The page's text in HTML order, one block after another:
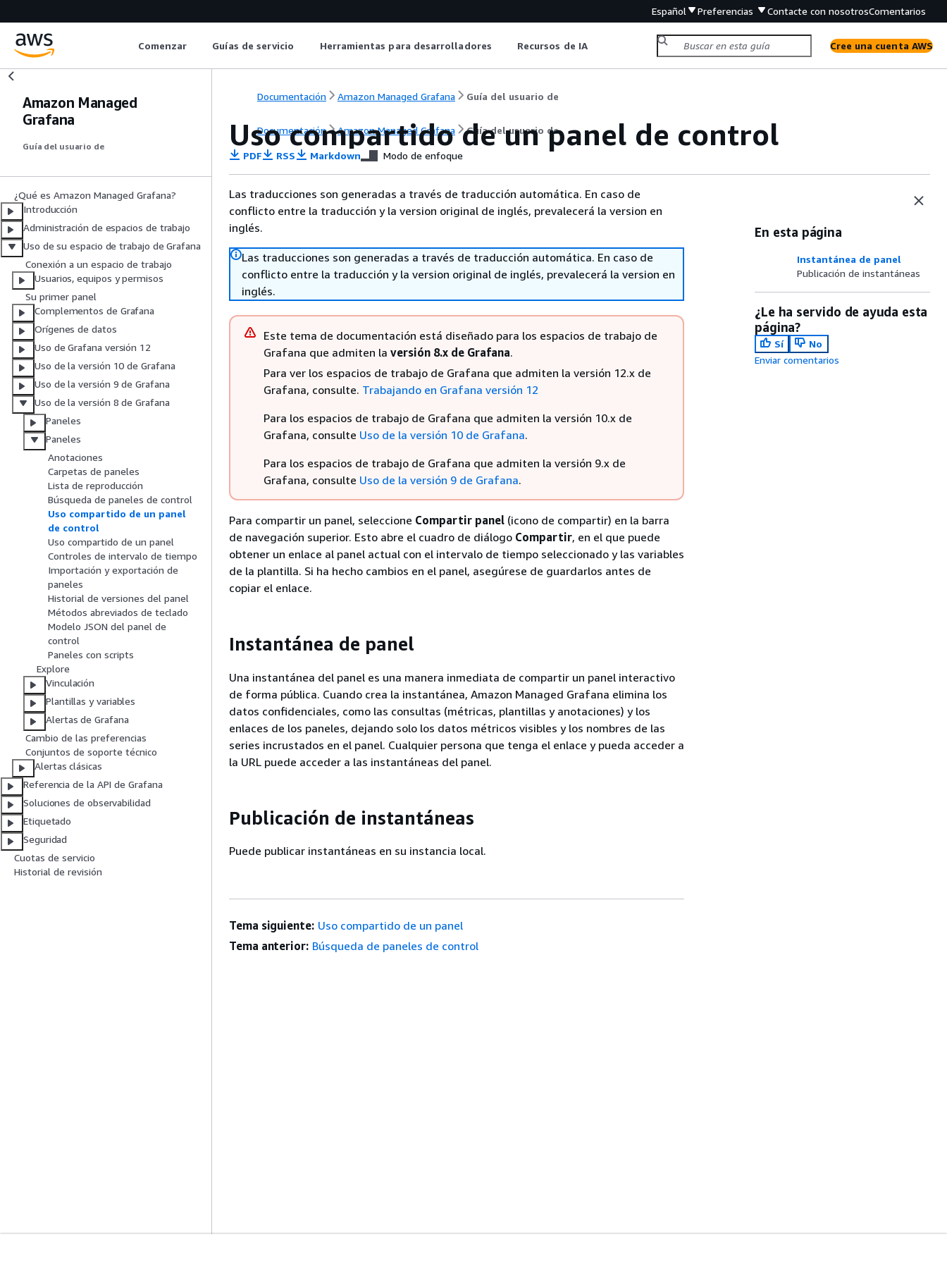
Español Preferencias Contacte con nosotrosComentarios
Comenzar Guías de servicio Herramientas para desarrolladores Recursos de IA Cree una cuenta AWS
Amazon Managed
Grafana
Guía del usuario de
¿Qué es Amazon Managed Grafana?
Introducción
Administración de espacios de trabajo
Uso de su espacio de trabajo de Grafana
Conexión a un espacio de trabajo
Usuarios, equipos y permisos
Su primer panel
Complementos de Grafana
Orígenes de datos
Uso de Grafana versión 12
Uso de la versión 10 de Grafana
Uso de la versión 9 de Grafana
Uso de la versión 8 de Grafana
Paneles
Paneles
Anotaciones
Carpetas de paneles
Lista de reproducción
Búsqueda de paneles de control
Uso compartido de un panel
de control
Uso compartido de un panel
Controles de intervalo de tiempo
Importación y exportación de
paneles
Historial de versiones del panel
Métodos abreviados de teclado
Modelo JSON del panel de
control
Paneles con scripts
Explore
Vinculación
Plantillas y variables
Alertas de Grafana
Cambio de las preferencias
Conjuntos de soporte técnico
Alertas clásicas
Referencia de la API de Grafana
Soluciones de observabilidad
Etiquetado
Seguridad
Cuotas de servicio
Historial de revisión
Documentación Amazon Managed Grafana Guía del usuario de
Documentación Amazon Managed Grafana Guía del usuario de
Uso compartido de un panel de control
PDF RSS Markdown Modo de enfoque
Las traducciones son generadas a través de traducción automática. En caso de
conflicto entre la traducción y la version original de inglés, prevalecerá la version en
inglés.
Las traducciones son generadas a través de traducción automática. En caso de
conflicto entre la traducción y la version original de inglés, prevalecerá la version en
inglés.
Este tema de documentación está diseñado para los espacios de trabajo de
Grafana que admiten la versión 8.x de Grafana.
Para ver los espacios de trabajo de Grafana que admiten la versión 12.x de
Grafana, consulte. Trabajando en Grafana versión 12
Para los espacios de trabajo de Grafana que admiten la versión 10.x de
Grafana, consulte Uso de la versión 10 de Grafana.
Para los espacios de trabajo de Grafana que admiten la versión 9.x de
Grafana, consulte Uso de la versión 9 de Grafana.
Para compartir un panel, seleccione Compartir panel (icono de compartir) en la barra
de navegación superior. Esto abre el cuadro de diálogo Compartir, en el que puede
obtener un enlace al panel actual con el intervalo de tiempo seleccionado y las variables
de la plantilla. Si ha hecho cambios en el panel, asegúrese de guardarlos antes de
copiar el enlace.
Instantánea de panel
Una instantánea del panel es una manera inmediata de compartir un panel interactivo
de forma pública. Cuando crea la instantánea, Amazon Managed Grafana elimina los
datos confidenciales, como las consultas (métricas, plantillas y anotaciones) y los
enlaces de los paneles, dejando solo los datos métricos visibles y los nombres de las
series incrustados en el panel. Cualquier persona que tenga el enlace y pueda acceder a
la URL puede acceder a las instantáneas del panel.
Publicación de instantáneas
Puede publicar instantáneas en su instancia local.
En esta página
Instantánea de panel
Publicación de instantáneas
¿Le ha servido de ayuda esta
página?
Sí
No
Enviar comentarios
Tema siguiente: Uso compartido de un panel
Tema anterior: Búsqueda de paneles de control